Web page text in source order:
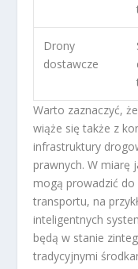
Drony
dostawcze
Warto zaznaczyć,
wiąże się także z
infrastruktury
prawnych. W miarę
mogą prowadzić
transportu, na
inteligentnych
będą w stanie
tradycyjnymi